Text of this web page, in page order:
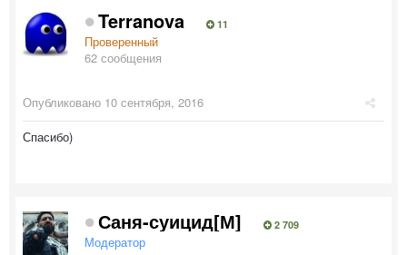
Terranova 11
Проверенный
62 сообщения
Опубликовано 10 сентября, 2016
Спасибо)
Саня-суицид[М] 2 709
Модератор